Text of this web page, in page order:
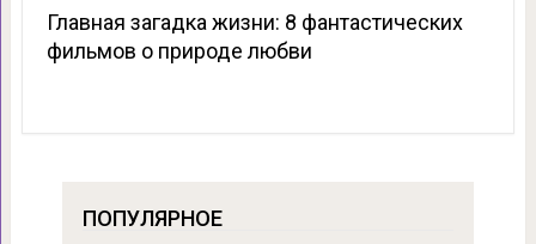
Главная загадка жизни: 8 фантастических
фильмов о природе любви
ПОПУЛЯРНОЕ